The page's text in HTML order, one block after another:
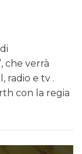
che verrà
radio e tv .
con la regia